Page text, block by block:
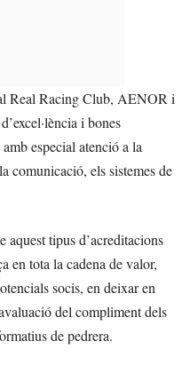
Real Racing Club, AENOR i
i bones
especial atenció a la
comunicació, els sistemes de
tipus d’acreditacions
en tota la cadena de valor,
socis, en deixar en
del compliment dels
de pedrera.